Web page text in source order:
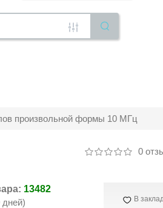
произвольной формы 10 МГц
0
13482
дней)
В